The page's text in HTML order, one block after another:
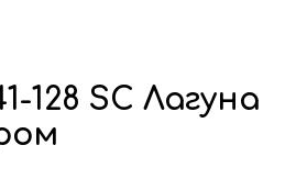
128 SC Лагуна